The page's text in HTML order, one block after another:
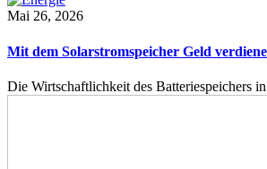
Mai 26, 2026
Mit dem Solarstromspeicher Geld
Die Wirtschaftlichkeit des Batteriespeichers